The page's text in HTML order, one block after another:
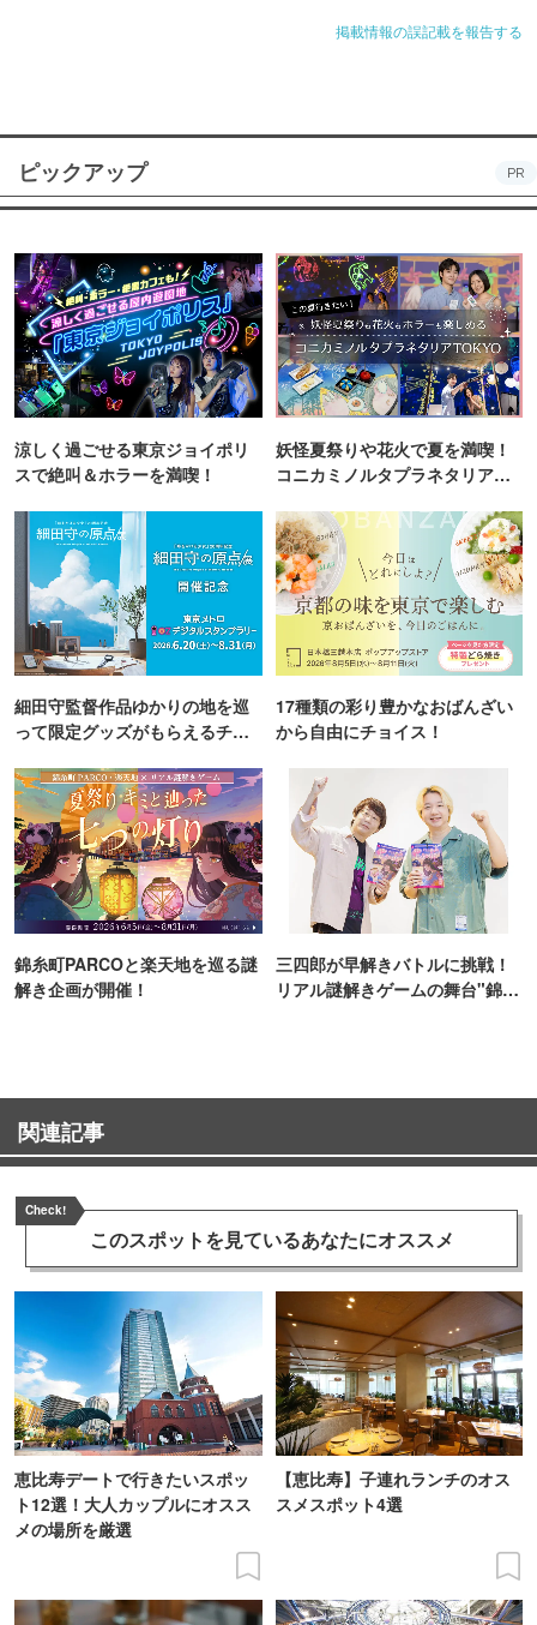
掲載情報の誤記載を報告する
ピックアップ PR
涼しく過ごせる東京ジョイポリ
スで絶叫＆ホラーを満喫！
妖怪夏祭りや花火で夏を満喫！
コニカミノルタプラネタリア
細田守監督作品ゆかりの地を巡
って限定グッズがもらえるチャ
17種類の彩り豊かなおばんざい
から自由にチョイス！
錦糸町PARCOと楽天地を巡る謎
解き企画が開催！
三四郎が早解きバトルに挑戦！
リアル謎解きゲームの舞台"錦糸
関連記事
Check!
このスポットを見ているあなたにオススメ
恵比寿デートで行きたいスポッ
ト12選！大人カップルにオスス
メの場所を厳選
【恵比寿】子連れランチのオス
スメスポット4選